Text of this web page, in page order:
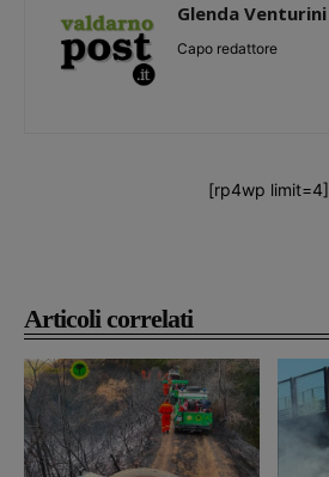
Articoli correlati
Glenda Venturini
Capo redattore
[rp4wp limit=4]